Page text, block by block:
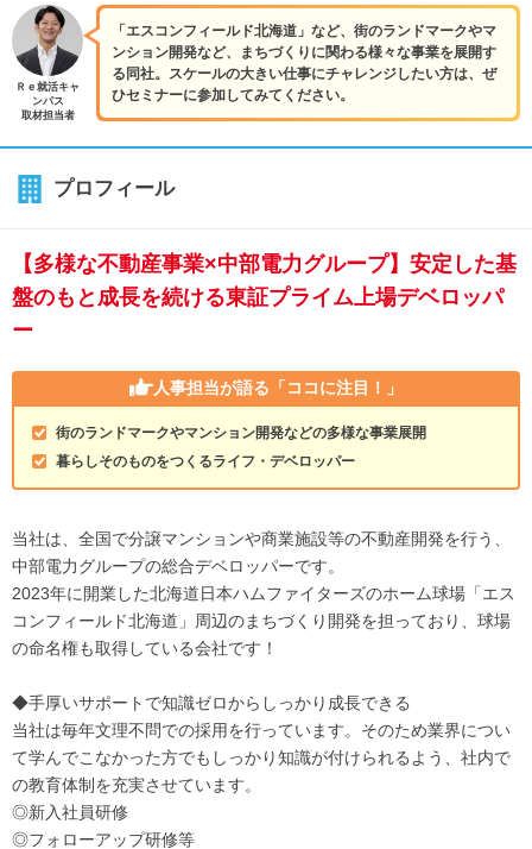
「エスコンフィールド北海道」など、街のランドマークやマ
ンション開発など、まちづくりに関わる様々な事業を展開す
る同社。スケールの大きい仕事にチャレンジしたい方は、ぜ
ひセミナーに参加してみてください。
Ｒｅ就活キャ
ンパス
取材担当者
プロフィール
【多様な不動産事業×中部電力グループ】安定した基
盤のもと成長を続ける東証プライム上場デベロッパ
ー
人事担当が語る 「ココに注目！」
街のランドマークやマンション開発などの多様な事業展開
暮らしそのものをつくるライフ・デベロッパー
当社は、全国で分譲マンションや商業施設等の不動産開発を行う、
中部電力グループの総合デベロッパーです。
2023年に開業した北海道日本ハムファイターズのホーム球場「エス
コンフィールド北海道」周辺のまちづくり開発を担っており、球場
の命名権も取得している会社です！
◆手厚いサポートで知識ゼロからしっかり成長できる
当社は毎年文理不問での採用を行っています。そのため業界につい
て学んでこなかった方でもしっかり知識が付けられるよう、社内で
の教育体制を充実させています。
◎新入社員研修
◎フォローアップ研修等